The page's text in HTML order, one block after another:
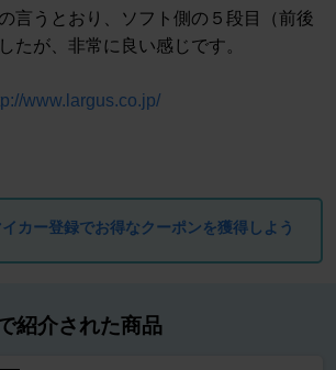
言うとおり、ソフト側の５段目（前後
たが、非常に良い感じです。
www.largus.co.jp/
カー登録でお得なクーポンを獲得しよう
紹介された商品